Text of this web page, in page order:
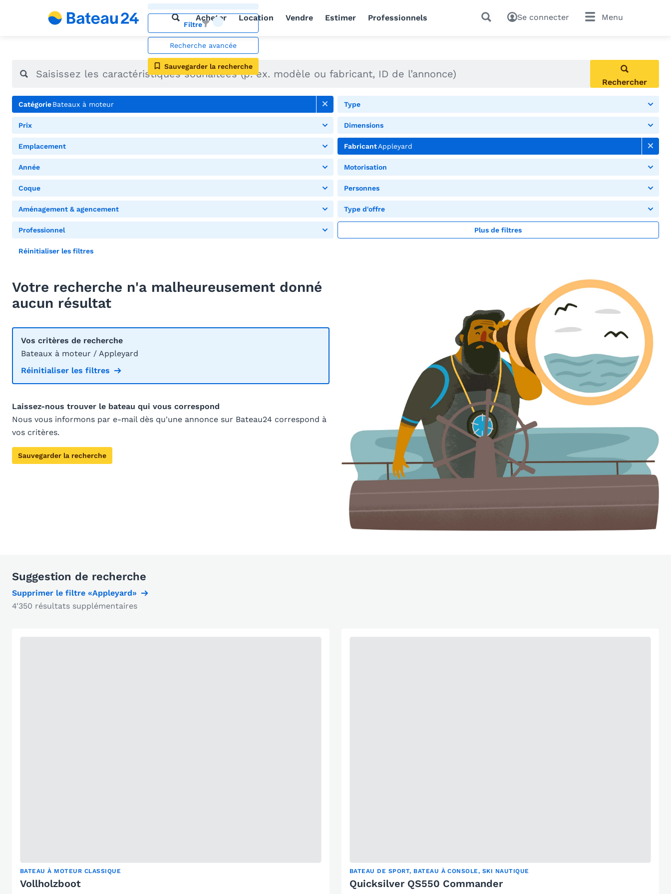
Acheter Location Vendre Estimer Professionnels Se connecter Menu
Filtre
Recherche avancée
Sauvegarder la recherche
Rechercher
CatégorieBateaux à moteur Type
Prix Dimensions
Emplacement FabricantAppleyard
Année Motorisation
Coque Personnes
Aménagement & agencement Type d'offre
Professionnel Plus de filtres
Réinitialiser les filtres
Votre recherche n'a malheureusement donné
aucun résultat
Vos critères de recherche
Bateaux à moteur / Appleyard
Réinitialiser les filtres
Laissez-nous trouver le bateau qui vous correspond
Nous vous informons par e-mail dès qu'une annonce sur Bateau24 correspond à
vos critères.
Sauvegarder la recherche
Suggestion de recherche
Supprimer le filtre «Appleyard»
4'350 résultats supplémentaires
BATEAU À MOTEUR CLASSIQUE
Vollholzboot
BATEAU DE SPORT, BATEAU À CONSOLE, SKI NAUTIQUE
Quicksilver QS550 Commander